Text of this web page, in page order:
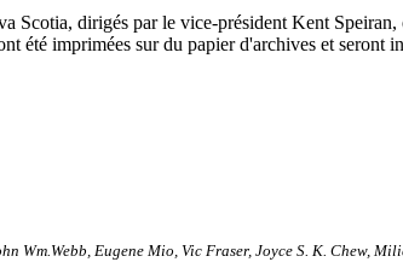
dirigés par le vice-président Kent
imprimées sur du papier d'archives et seront
Eugene Mio, Vic Fraser, Joyce S. K. Chew,